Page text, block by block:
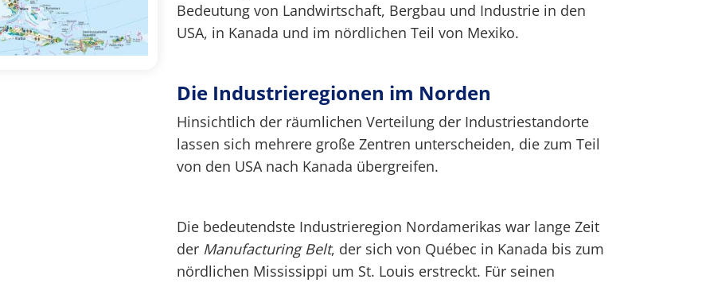
Bedeutung von Landwirtschaft, Bergbau und Industrie in den
USA, in Kanada und im nördlichen Teil von Mexiko.
Die Industrieregionen im Norden
Hinsichtlich der räumlichen Verteilung der Industriestandorte
lassen sich mehrere große Zentren unterscheiden, die zum Teil
von den USA nach Kanada übergreifen.
Die bedeutendste Industrieregion Nordamerikas war lange Zeit
der Manufacturing Belt, der sich von Québec in Kanada bis zum
nördlichen Mississippi um St. Louis erstreckt. Für seinen